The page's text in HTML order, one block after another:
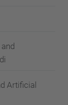
Artificial